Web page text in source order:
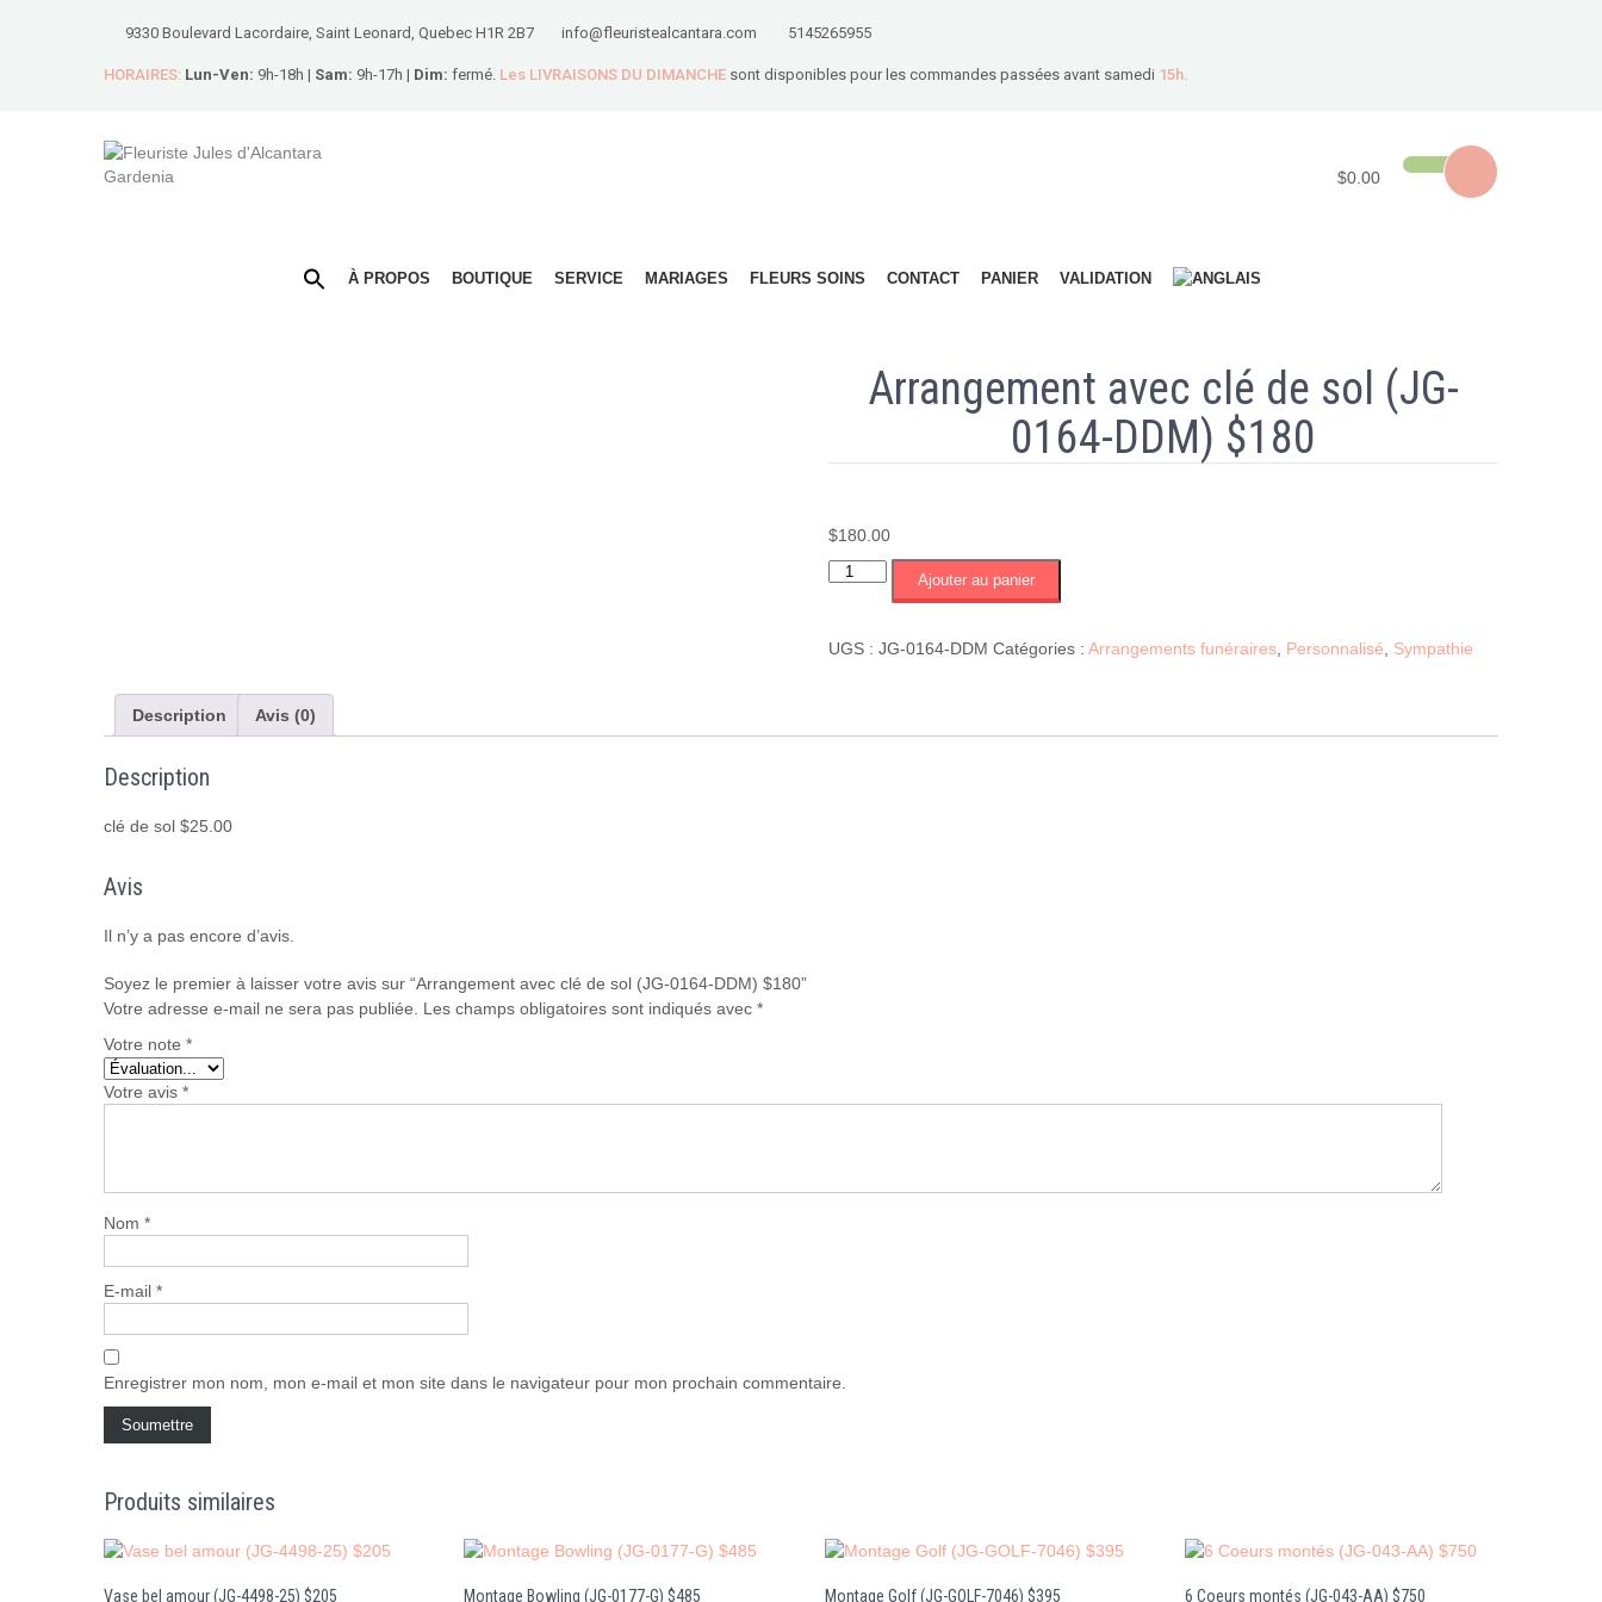
9330 Boulevard Lacordaire, Saint Leonard, Quebec H1R 2B7 info@fleuristealcantara.com 5145265955
HORAIRES: Lun-Ven: 9h-18h | Sam: 9h-17h | Dim: fermé. Les LIVRAISONS DU DIMANCHE sont disponibles pour les commandes passées avant samedi 15h.
$0.00
À PROPOS BOUTIQUE SERVICE MARIAGES FLEURS SOINS CONTACT PANIER VALIDATION
Arrangement avec clé de sol (JG-
0164-DDM) $180
$180.00
quantité
avec
(JG-
Ajouter au panier
UGS :JG-0164-DDM Catégories :Arrangements funéraires Personnalisé Sympathie
Description Avis (0)
Description
clé de sol $25.00
Avis
Il n’y a pas encore d’avis.
Soyez le premier à laisser votre avis sur “Arrangement avec clé de sol (JG-0164-DDM) $180”
Votre adresse e-mail ne sera pas publiée.
Les champs obligatoires sont indiqués avec *
Votre note *
Votre avis *
Nom *
E-mail *
Enregistrer mon nom, mon e-mail et mon site dans le navigateur pour mon prochain commentaire.
Produits similaires
Vase bel amour (JG-4498-25) $205 Montage Bowling (JG-0177-G) $485 Montage Golf (JG-GOLF-7046) $395 6 Coeurs montés (JG-043-AA) $750